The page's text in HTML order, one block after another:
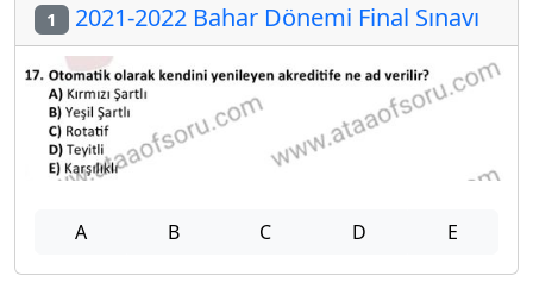
1 2021-2022 Bahar Dönemi Final Sınavı
A B C D E